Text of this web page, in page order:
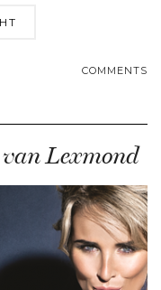
COMMENTS
Lexmond